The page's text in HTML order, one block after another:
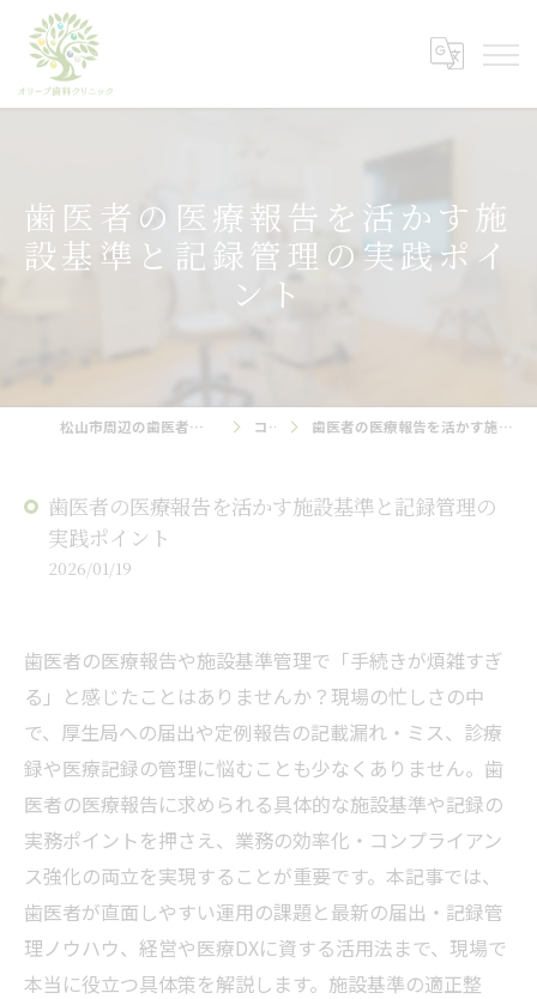
歯医者の医療報告を活かす施
設基準と記録管理の実践ポイ
ント
松山市周辺の歯医者ならオリーブ歯科クリニック コラム 歯医者の医療報告を活かす施設基準と記録管理の実践ポイント
歯医者の医療報告を活かす施設基準と記録管理の
実践ポイント
2026/01/19
歯医者の医療報告や施設基準管理で「手続きが煩雑すぎ
る」と感じたことはありませんか？現場の忙しさの中
で、厚生局への届出や定例報告の記載漏れ・ミス、診療
録や医療記録の管理に悩むことも少なくありません。歯
医者の医療報告に求められる具体的な施設基準や記録の
実務ポイントを押さえ、業務の効率化・コンプライアン
ス強化の両立を実現することが重要です。本記事では、
歯医者が直面しやすい運用の課題と最新の届出・記録管
理ノウハウ、経営や医療DXに資する活用法まで、現場で
本当に役立つ具体策を解説します。施設基準の適正整